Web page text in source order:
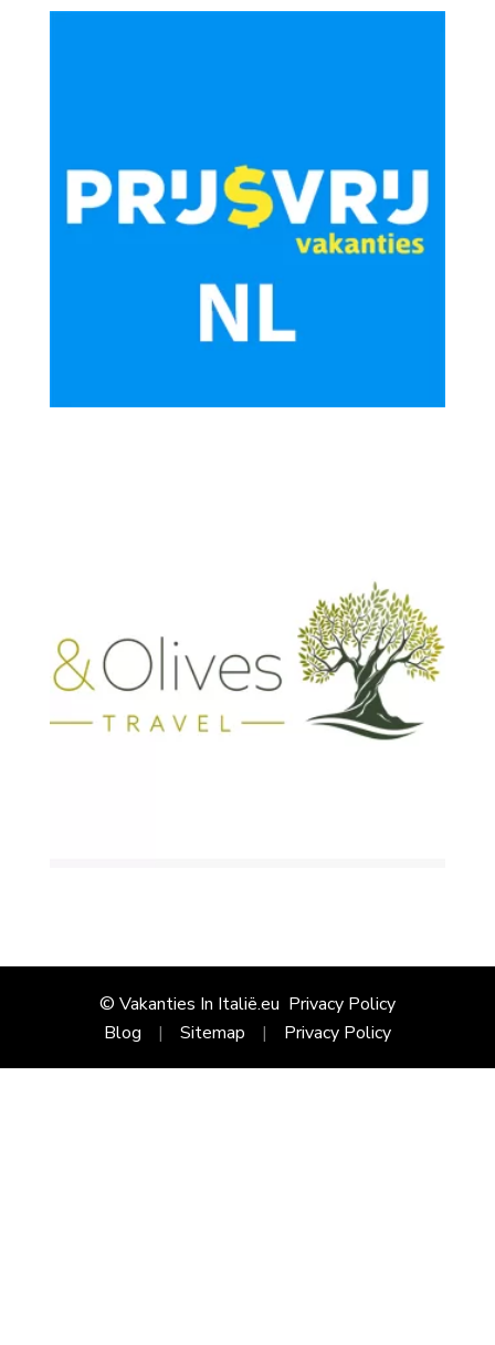
© Vakanties In Italië.eu Privacy Policy
Blog
Sitemap Privacy Policy